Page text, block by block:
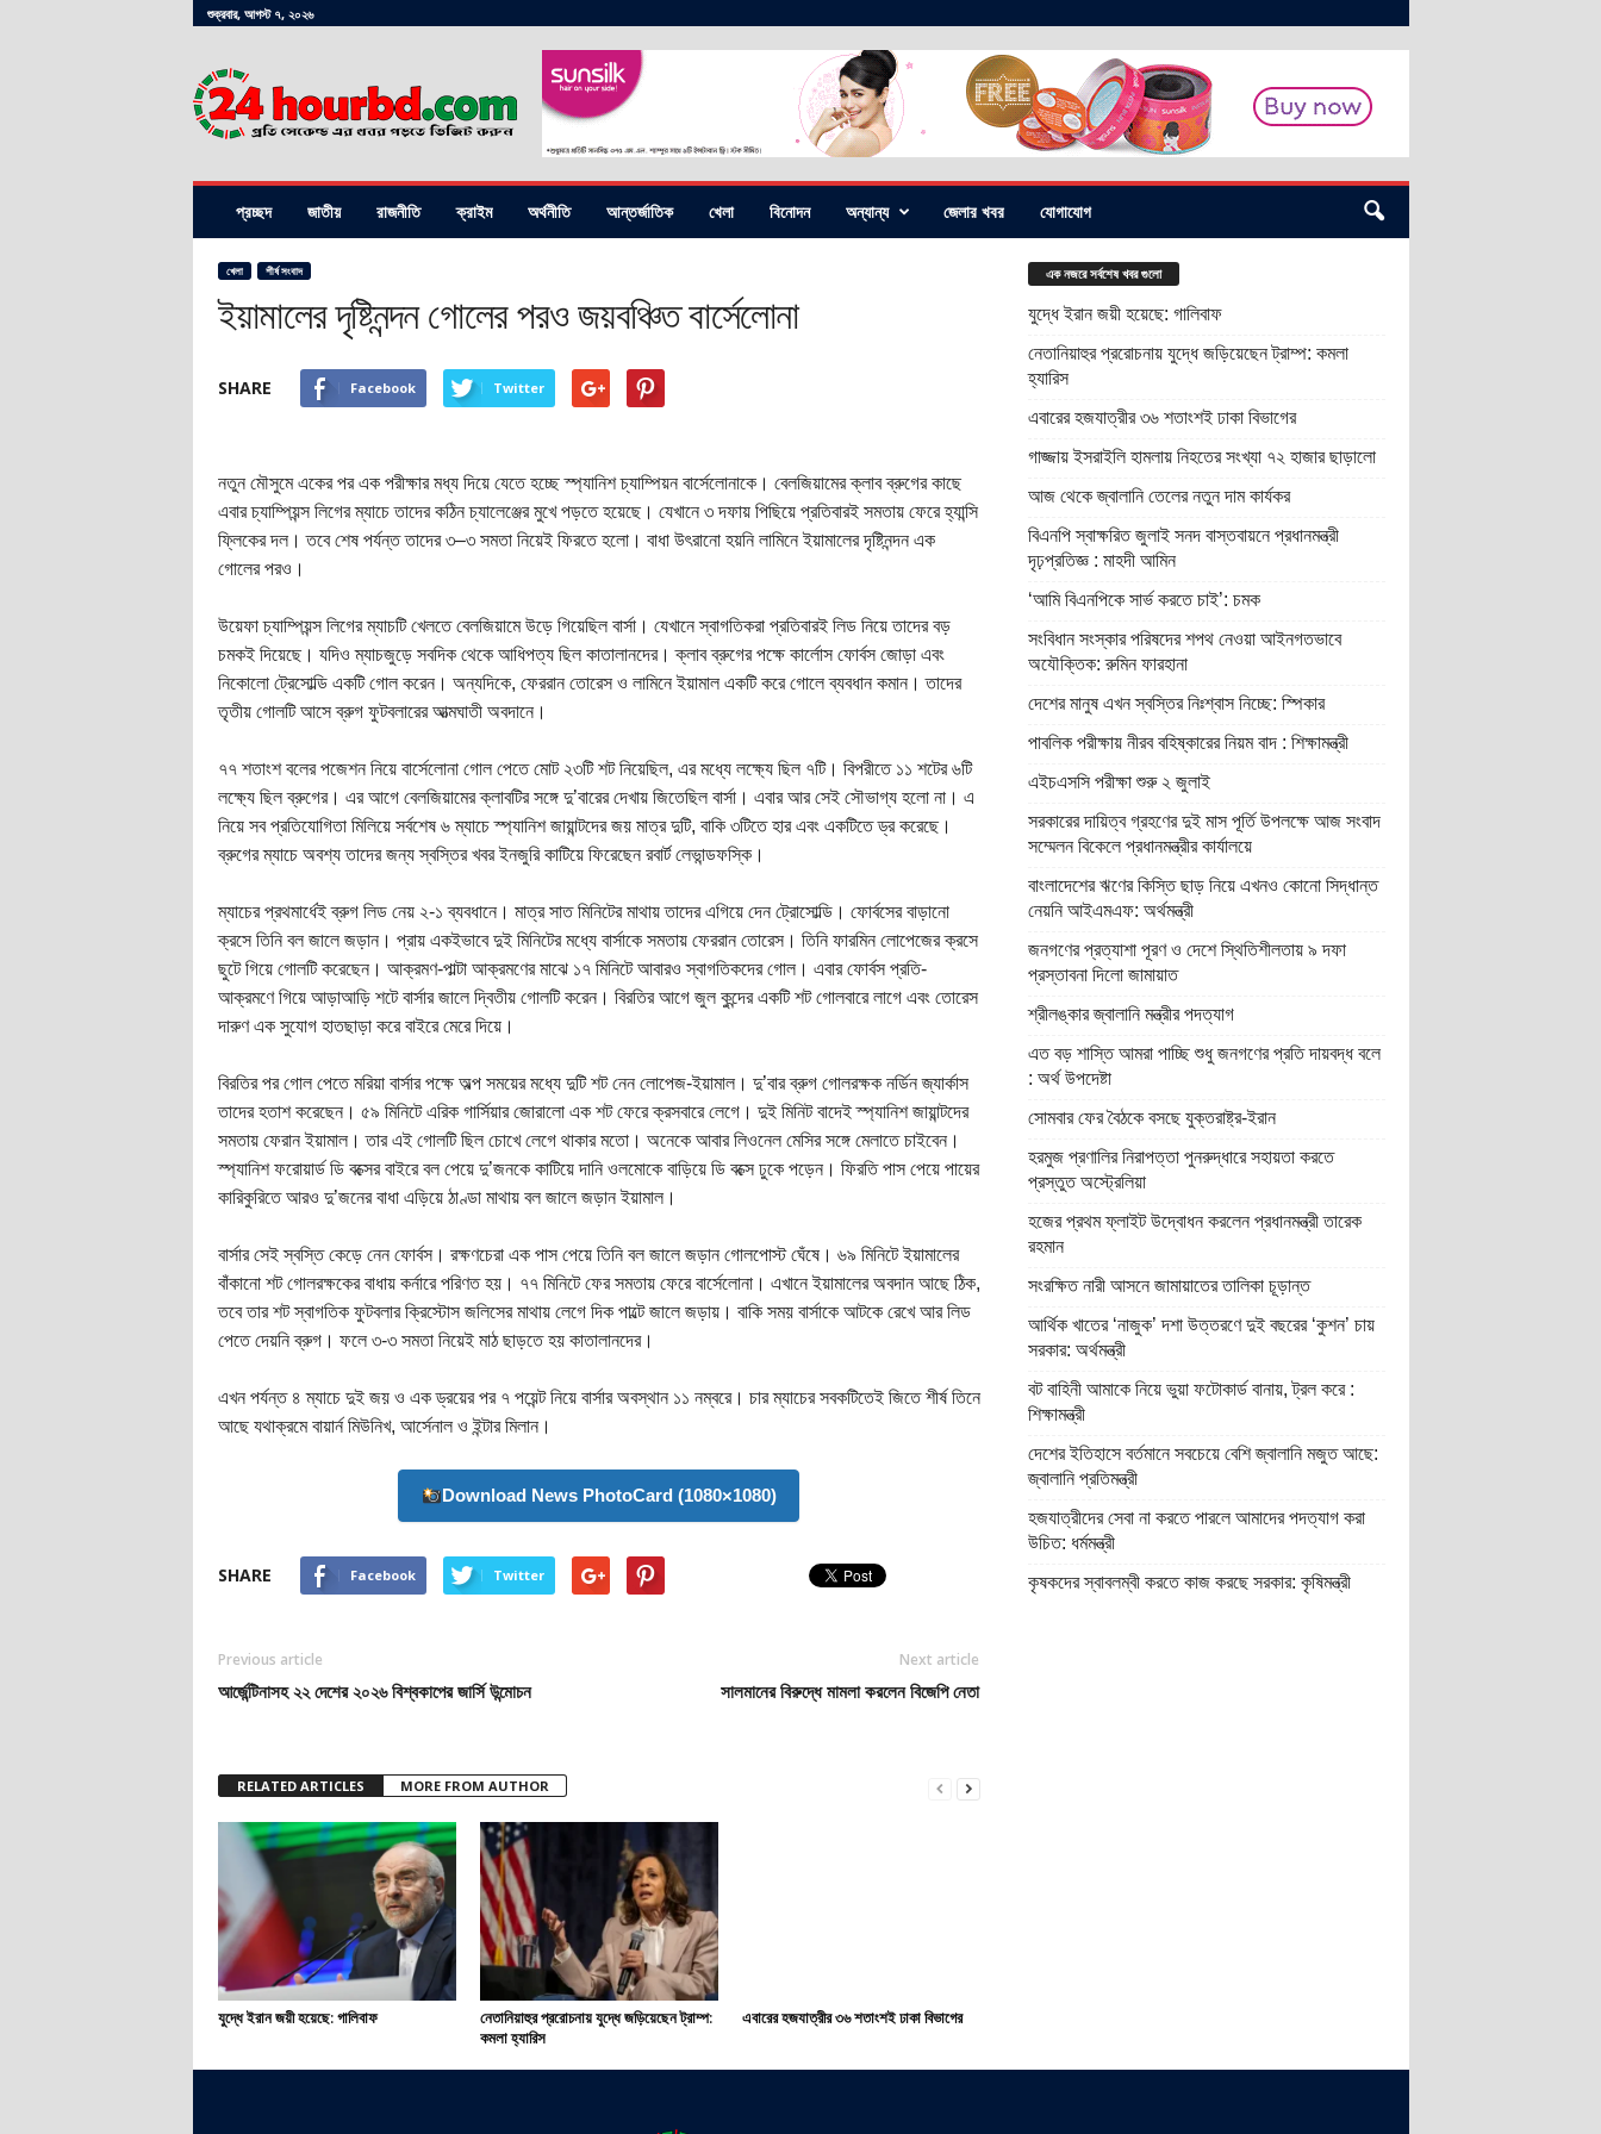
শুক্রবার, আগস্ট ৭, ২০২৬
প্রচ্ছদ জাতীয় রাজনীতি ক্রাইম অর্থনীতি আন্তর্জাতিক খেলা বিনোদন অন্যান্য জেলার খবর যোগাযোগ
খেলা শীর্ষ সংবাদ
ইয়ামালের দৃষ্টিনন্দন গোলের পরও জয়বঞ্চিত বার্সেলোনা
SHARE Facebook Twitter
নতুন মৌসুমে একের পর এক পরীক্ষার মধ্য দিয়ে যেতে হচ্ছে স্প্যানিশ চ্যাম্পিয়ন বার্সেলোনাকে। বেলজিয়ামের ক্লাব ব্রুগের কাছে
এবার চ্যাম্পিয়ন্স লিগের ম্যাচে তাদের কঠিন চ্যালেঞ্জের মুখে পড়তে হয়েছে। যেখানে ৩ দফায় পিছিয়ে প্রতিবারই সমতায় ফেরে হ্যান্সি
ফ্লিকের দল। তবে শেষ পর্যন্ত তাদের ৩–৩ সমতা নিয়েই ফিরতে হলো। বাধা উৎরানো হয়নি লামিনে ইয়ামালের দৃষ্টিনন্দন এক
গোলের পরও।
উয়েফা চ্যাম্পিয়ন্স লিগের ম্যাচটি খেলতে বেলজিয়ামে উড়ে গিয়েছিল বার্সা। যেখানে স্বাগতিকরা প্রতিবারই লিড নিয়ে তাদের বড়
চমকই দিয়েছে। যদিও ম্যাচজুড়ে সবদিক থেকে আধিপত্য ছিল কাতালানদের। ক্লাব ব্রুগের পক্ষে কার্লোস ফোর্বস জোড়া এবং
নিকোলো ট্রেসোল্ডি একটি গোল করেন। অন্যদিকে, ফেররান তোরেস ও লামিনে ইয়ামাল একটি করে গোলে ব্যবধান কমান। তাদের
তৃতীয় গোলটি আসে ব্রুগ ফুটবলারের আত্মঘাতী অবদানে।
৭৭ শতাংশ বলের পজেশন নিয়ে বার্সেলোনা গোল পেতে মোট ২৩টি শট নিয়েছিল, এর মধ্যে লক্ষ্যে ছিল ৭টি। বিপরীতে ১১ শটের ৬টি
লক্ষ্যে ছিল ব্রুগের। এর আগে বেলজিয়ামের ক্লাবটির সঙ্গে দু’বারের দেখায় জিতেছিল বার্সা। এবার আর সেই সৌভাগ্য হলো না। এ
নিয়ে সব প্রতিযোগিতা মিলিয়ে সর্বশেষ ৬ ম্যাচে স্প্যানিশ জায়ান্টদের জয় মাত্র দুটি, বাকি ৩টিতে হার এবং একটিতে ড্র করেছে।
ব্রুগের ম্যাচে অবশ্য তাদের জন্য স্বস্তির খবর ইনজুরি কাটিয়ে ফিরেছেন রবার্ট লেভান্ডফস্কি।
ম্যাচের প্রথমার্ধেই ব্রুগ লিড নেয় ২-১ ব্যবধানে। মাত্র সাত মিনিটের মাথায় তাদের এগিয়ে দেন ট্রোসোল্ডি। ফোর্বসের বাড়ানো
ক্রসে তিনি বল জালে জড়ান। প্রায় একইভাবে দুই মিনিটের মধ্যে বার্সাকে সমতায় ফেররান তোরেস। তিনি ফারমিন লোপেজের ক্রসে
ছুটে গিয়ে গোলটি করেছেন। আক্রমণ-পাল্টা আক্রমণের মাঝে ১৭ মিনিটে আবারও স্বাগতিকদের গোল। এবার ফোর্বস প্রতি-
আক্রমণে গিয়ে আড়াআড়ি শটে বার্সার জালে দ্বিতীয় গোলটি করেন। বিরতির আগে জুল কুন্দের একটি শট গোলবারে লাগে এবং তোরেস
দারুণ এক সুযোগ হাতছাড়া করে বাইরে মেরে দিয়ে।
বিরতির পর গোল পেতে মরিয়া বার্সার পক্ষে অল্প সময়ের মধ্যে দুটি শট নেন লোপেজ-ইয়ামাল। দু’বার ব্রুগ গোলরক্ষক নর্ডিন জ্যার্কাস
তাদের হতাশ করেছেন। ৫৯ মিনিটে এরিক গার্সিয়ার জোরালো এক শট ফেরে ক্রসবারে লেগে। দুই মিনিট বাদেই স্প্যানিশ জায়ান্টদের
সমতায় ফেরান ইয়ামাল। তার এই গোলটি ছিল চোখে লেগে থাকার মতো। অনেকে আবার লিওনেল মেসির সঙ্গে মেলাতে চাইবেন।
স্প্যানিশ ফরোয়ার্ড ডি বক্সের বাইরে বল পেয়ে দু’জনকে কাটিয়ে দানি ওলমোকে বাড়িয়ে ডি বক্সে ঢুকে পড়েন। ফিরতি পাস পেয়ে পায়ের
কারিকুরিতে আরও দু’জনের বাধা এড়িয়ে ঠাণ্ডা মাথায় বল জালে জড়ান ইয়ামাল।
বার্সার সেই স্বস্তি কেড়ে নেন ফোর্বস। রক্ষণচেরা এক পাস পেয়ে তিনি বল জালে জড়ান গোলপোস্ট ঘেঁষে। ৬৯ মিনিটে ইয়ামালের
বাঁকানো শট গোলরক্ষকের বাধায় কর্নারে পরিণত হয়। ৭৭ মিনিটে ফের সমতায় ফেরে বার্সেলোনা। এখানে ইয়ামালের অবদান আছে ঠিক,
তবে তার শট স্বাগতিক ফুটবলার ক্রিস্টোস জলিসের মাথায় লেগে দিক পাল্টে জালে জড়ায়। বাকি সময় বার্সাকে আটকে রেখে আর লিড
পেতে দেয়নি ব্রুগ। ফলে ৩-৩ সমতা নিয়েই মাঠ ছাড়তে হয় কাতালানদের।
এখন পর্যন্ত ৪ ম্যাচে দুই জয় ও এক ড্রয়ের পর ৭ পয়েন্ট নিয়ে বার্সার অবস্থান ১১ নম্বরে। চার ম্যাচের সবকটিতেই জিতে শীর্ষ তিনে
আছে যথাক্রমে বায়ার্ন মিউনিখ, আর্সেনাল ও ইন্টার মিলান।
Download News PhotoCard (1080×1080)
SHARE Facebook Twitter
Previous article
আর্জেন্টিনাসহ ২২ দেশের ২০২৬ বিশ্বকাপের জার্সি উন্মোচন
Next article
সালমানের বিরুদ্ধে মামলা করলেন বিজেপি নেতা
RELATED ARTICLES MORE FROM AUTHOR
যুদ্ধে ইরান জয়ী হয়েছে: গালিবাফ
নেতানিয়াহুর প্ররোচনায় যুদ্ধে জড়িয়েছেন ট্রাম্প:
কমলা হ্যারিস
এবারের হজযাত্রীর ৩৬ শতাংশই ঢাকা বিভাগের
এক নজরে সর্বশেষ খবর গুলো
যুদ্ধে ইরান জয়ী হয়েছে: গালিবাফ
নেতানিয়াহুর প্ররোচনায় যুদ্ধে জড়িয়েছেন ট্রাম্প: কমলা
হ্যারিস
এবারের হজযাত্রীর ৩৬ শতাংশই ঢাকা বিভাগের
গাজ্জায় ইসরাইলি হামলায় নিহতের সংখ্যা ৭২ হাজার ছাড়ালো
আজ থেকে জ্বালানি তেলের নতুন দাম কার্যকর
বিএনপি স্বাক্ষরিত জুলাই সনদ বাস্তবায়নে প্রধানমন্ত্রী
দৃঢ়প্রতিজ্ঞ : মাহদী আমিন
‘আমি বিএনপিকে সার্ভ করতে চাই’: চমক
সংবিধান সংস্কার পরিষদের শপথ নেওয়া আইনগতভাবে
অযৌক্তিক: রুমিন ফারহানা
দেশের মানুষ এখন স্বস্তির নিঃশ্বাস নিচ্ছে: স্পিকার
পাবলিক পরীক্ষায় নীরব বহিষ্কারের নিয়ম বাদ : শিক্ষামন্ত্রী
এইচএসসি পরীক্ষা শুরু ২ জুলাই
সরকারের দায়িত্ব গ্রহণের দুই মাস পূর্তি উপলক্ষে আজ সংবাদ
সম্মেলন বিকেলে প্রধানমন্ত্রীর কার্যালয়ে
বাংলাদেশের ঋণের কিস্তি ছাড় নিয়ে এখনও কোনো সিদ্ধান্ত
নেয়নি আইএমএফ: অর্থমন্ত্রী
জনগণের প্রত্যাশা পূরণ ও দেশে স্থিতিশীলতায় ৯ দফা
প্রস্তাবনা দিলো জামায়াত
শ্রীলঙ্কার জ্বালানি মন্ত্রীর পদত্যাগ
এত বড় শাস্তি আমরা পাচ্ছি শুধু জনগণের প্রতি দায়বদ্ধ বলে
: অর্থ উপদেষ্টা
সোমবার ফের বৈঠকে বসছে যুক্তরাষ্ট্র-ইরান
হরমুজ প্রণালির নিরাপত্তা পুনরুদ্ধারে সহায়তা করতে
প্রস্তুত অস্ট্রেলিয়া
হজের প্রথম ফ্লাইট উদ্বোধন করলেন প্রধানমন্ত্রী তারেক
রহমান
সংরক্ষিত নারী আসনে জামায়াতের তালিকা চূড়ান্ত
আর্থিক খাতের ‘নাজুক’ দশা উত্তরণে দুই বছরের ‘কুশন’ চায়
সরকার: অর্থমন্ত্রী
বট বাহিনী আমাকে নিয়ে ভুয়া ফটোকার্ড বানায়, ট্রল করে :
শিক্ষামন্ত্রী
দেশের ইতিহাসে বর্তমানে সবচেয়ে বেশি জ্বালানি মজুত আছে:
জ্বালানি প্রতিমন্ত্রী
হজযাত্রীদের সেবা না করতে পারলে আমাদের পদত্যাগ করা
উচিত: ধর্মমন্ত্রী
কৃষকদের স্বাবলম্বী করতে কাজ করছে সরকার: কৃষিমন্ত্রী